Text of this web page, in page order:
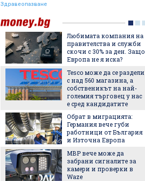
Здравеопазване
Любимата компания на
правителства и служби
скочи с 30% за ден. Защо
Европа не я иска?
Tesco може да се раздели
с над 560 магазина, а
собственикът на най-
големия търговец у нас
е сред кандидатите
Обрат в миграцията:
Германия вече губи
работници от България
и Източна Европа
МВР вече може да
забрани сигналите за
камери и проверки в
Waze